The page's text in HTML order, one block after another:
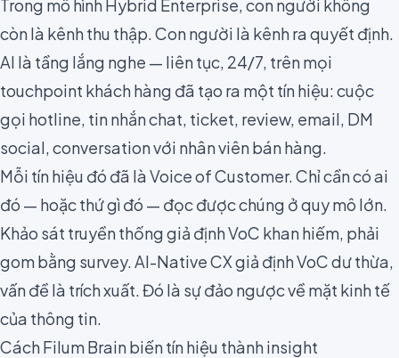
Trong mô hình Hybrid Enterprise, con người không
còn là kênh thu thập. Con người là kênh ra quyết định.
AI là tầng lắng nghe — liên tục, 24/7, trên mọi
touchpoint khách hàng đã tạo ra một tín hiệu: cuộc
gọi hotline, tin nhắn chat, ticket, review, email, DM
social, conversation với nhân viên bán hàng.
Mỗi tín hiệu đó đã là Voice of Customer. Chỉ cần có ai
đó — hoặc thứ gì đó — đọc được chúng ở quy mô lớn.
Khảo sát truyền thống giả định VoC khan hiếm, phải
gom bằng survey. AI-Native CX giả định VoC dư thừa,
vấn đề là trích xuất. Đó là sự đảo ngược về mặt kinh tế
của thông tin.
Cách Filum Brain biến tín hiệu thành insight